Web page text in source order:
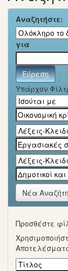
Αναζητήστε:
για
Υπάρχον
Νέα
Προσθέστε